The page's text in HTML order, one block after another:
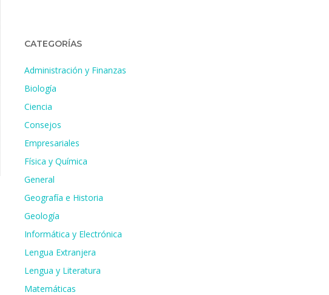
CATEGORÍAS
Administración y Finanzas
Biología
Ciencia
Consejos
Empresariales
Física y Química
General
Geografía e Historia
Geología
Informática y Electrónica
Lengua Extranjera
Lengua y Literatura
Matemáticas